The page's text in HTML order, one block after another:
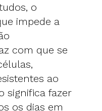
o
impede a
com que se
ao
significa fazer
os dias em